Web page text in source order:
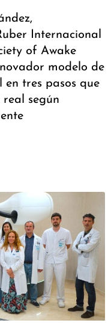
Internacional
of Awake
modelo de
tres pasos que
según